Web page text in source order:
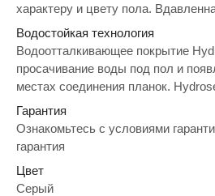
характеру и цвету пола.
Водостойкая технология
Водоотталкивающее покрытие
просачивание воды под пол и
местах соединения планок.
Гарантия
Ознакомьтесь с условиями
гарантия
Цвет
Серый